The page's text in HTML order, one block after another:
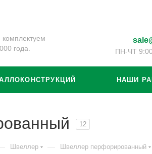
года.
ПН-ЧТ
НАШИ
12
Швеллер — Швеллер перфорированный